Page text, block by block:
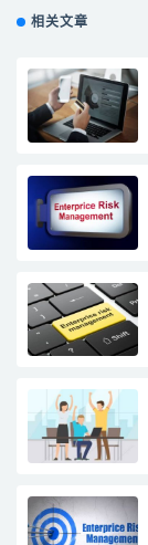
相关文章